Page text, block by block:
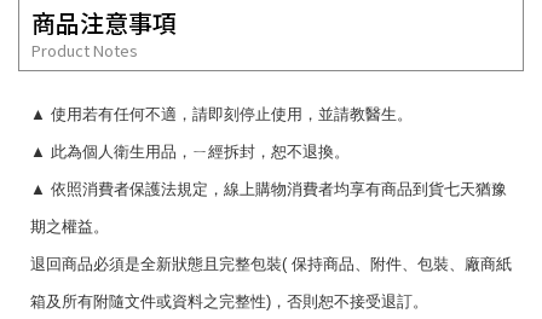
商品注意事項
Product Notes
▲ 使用若有任何不適，請即刻停止使用，並請教醫生。
▲ 此為個人衛生用品，ㄧ經拆封，恕不退換。
▲ 依照消費者保護法規定，線上購物消費者均享有商品到貨七天猶豫
期之權益。
退回商品必須是全新狀態且完整包裝( 保持商品、附件、包裝、廠商紙
箱及所有附隨文件或資料之完整性) ，否則恕不接受退訂。